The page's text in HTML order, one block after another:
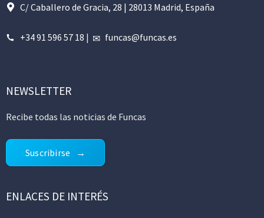
C/ Caballero de Gracia, 28 | 28013 Madrid, España
+34 91 596 57 18 | funcas@funcas.es
NEWSLETTER
Recibe todas las noticias de Funcas
Suscribirse
ENLACES DE INTERÉS